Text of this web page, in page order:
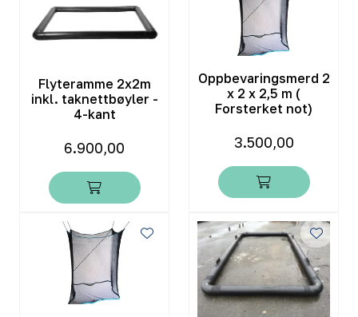
Flyteramme 2x2m
inkl. taknettbøyler -
4-kant
6.900,00
Oppbevaringsmerd 2
x 2 x 2,5 m (
Forsterket not)
3.500,00